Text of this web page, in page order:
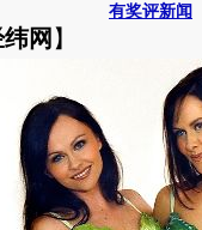
有奖评新闻
网 】